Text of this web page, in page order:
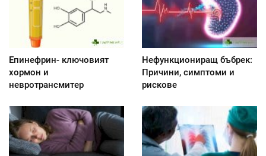
Епинефрин- ключовият
хормон и
невротрансмитер
Нефункциониращ бъбрек:
Причини, симптоми и
рискове